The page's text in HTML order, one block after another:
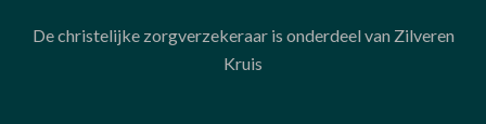
De christelijke zorgverzekeraar is onderdeel van Zilveren
Kruis